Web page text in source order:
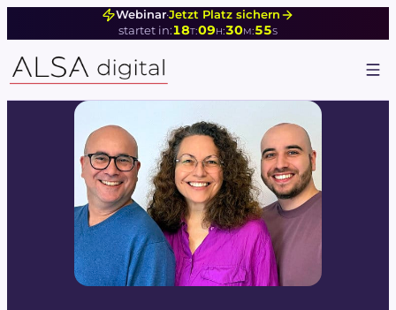
Webinar·
startet in:18T:09H:30M:55S
Jetzt Platz sichern